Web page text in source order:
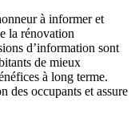
à informer et
la rénovation
d’information sont
de mieux
à long terme.
des occupants et assure